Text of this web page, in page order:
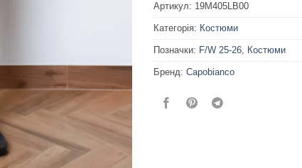
Артикул: 19M405LB00
Категорія: Костюми
Позначки: F/W 25-26, Костюми
Бренд: Capobianco